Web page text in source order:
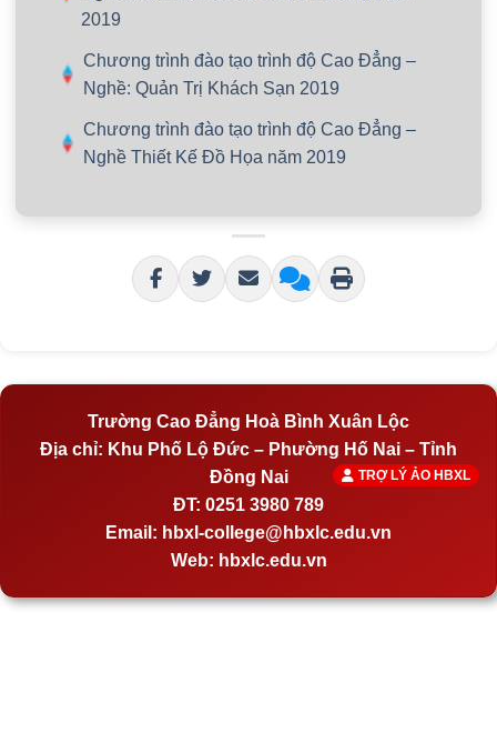
2019
Chương trình đào tạo trình độ Cao Đẳng –
Nghề: Quản Trị Khách Sạn 2019
Chương trình đào tạo trình độ Cao Đẳng –
Nghề Thiết Kế Đồ Họa năm 2019
Trường Cao Đẳng Hoà Bình Xuân Lộc
Địa chỉ: Khu Phố Lộ Đức – Phường Hố Nai – Tỉnh
Đồng Nai
ĐT: 0251 3980 789
Email: hbxl-college@hbxlc.edu.vn
Web: hbxlc.edu.vn
TRỢ LÝ ẢO HBXL